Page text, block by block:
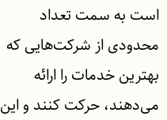
است به سمت تعداد
محدودی از شرکت‌هایی که
بهترین خدمات را ارائه
می‌دهند، حرکت کنند و این